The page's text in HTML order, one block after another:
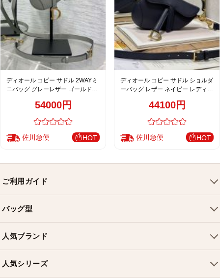
ディオール コピー サドル 2WAYミ
ニバッグ グレーレザー ゴールド金
54000円
佐川急便 HOT
ディオール コピー サドル ショルダ
ーバッグ レザー ネイビー レディー
44100円
佐川急便 HOT
ご利用ガイド
配送について
返品・交換
バッグ型
ショルダーバッグ
クロスボディバッグ
人気ブランド
シャネルバッグ
人気シリーズ